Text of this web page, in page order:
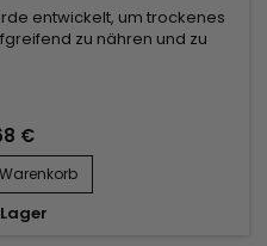
entwickelt, um trockenes
zu nähren und zu
In Hair Moisturizing Deep
€